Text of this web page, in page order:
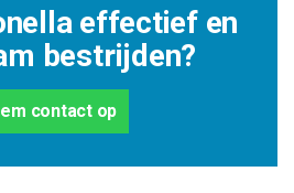
effectief en
bestrijden?
contact op